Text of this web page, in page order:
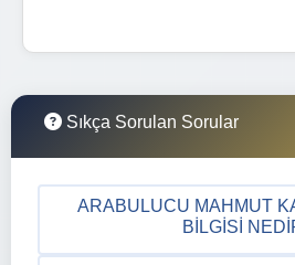
Sıkça Sorulan Sorular
ARABULUCU MAHMUT
BILGISI